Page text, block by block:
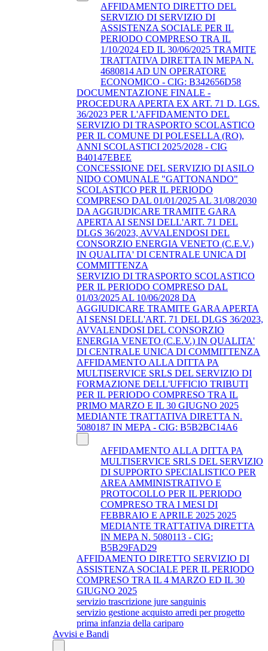
AFFIDAMENTO DIRETTO DEL
SERVIZIO DI SERVIZIO DI
ASSISTENZA SOCIALE PER IL
PERIODO COMPRESO TRA IL
1/10/2024 ED IL 30/06/2025 TRAMITE
TRATTATIVA DIRETTA IN MEPA N.
4680814 AD UN OPERATORE
ECONOMICO - CIG: B342656D58
DOCUMENTAZIONE FINALE -
PROCEDURA APERTA EX ART. 71 D. LGS.
36/2023 PER L'AFFIDAMENTO DEL
SERVIZIO DI TRASPORTO SCOLASTICO
PER IL COMUNE DI POLESELLA (RO),
ANNI SCOLASTICI 2025/2028 - CIG
B40147EBEE
CONCESSIONE DEL SERVIZIO DI ASILO
NIDO COMUNALE "GATTONANDO"
SCOLASTICO PER IL PERIODO
COMPRESO DAL 01/01/2025 AL 31/08/2030
DA AGGIUDICARE TRAMITE GARA
APERTA AI SENSI DELL'ART. 71 DEL
DLGS 36/2023, AVVALENDOSI DEL
CONSORZIO ENERGIA VENETO (C.E.V.)
IN QUALITA' DI CENTRALE UNICA DI
COMMITTENZA
SERVIZIO DI TRASPORTO SCOLASTICO
PER IL PERIODO COMPRESO DAL
01/03/2025 AL 10/06/2028 DA
AGGIUDICARE TRAMITE GARA APERTA
AI SENSI DELL'ART. 71 DEL DLGS 36/2023,
AVVALENDOSI DEL CONSORZIO
ENERGIA VENETO (C.E.V.) IN QUALITA'
DI CENTRALE UNICA DI COMMITTENZA
AFFIDAMENTO ALLA DITTA PA
MULTISERVICE SRLS DEL SERVIZIO DI
FORMAZIONE DELL'UFFICIO TRIBUTI
PER IL PERIODO COMPRESO TRA IL
PRIMO MARZO E IL 30 GIUGNO 2025
MEDIANTE TRATTATIVA DIRETTA N.
5080187 IN MEPA - CIG: B5B2BC14A6
AFFIDAMENTO ALLA DITTA PA
MULTISERVICE SRLS DEL SERVIZIO
DI SUPPORTO SPECIALISTICO PER
AREA AMMINISTRATIVO E
PROTOCOLLO PER IL PERIODO
COMPRESO TRA I MESI DI
FEBBRAIO E APRILE 2025 2025
MEDIANTE TRATTATIVA DIRETTA
IN MEPA N. 5080113 - CIG:
B5B29FAD29
AFFIDAMENTO DIRETTO SERVIZIO DI
ASSISTENZA SOCIALE PER IL PERIODO
COMPRESO TRA IL 4 MARZO ED IL 30
GIUGNO 2025
servizio trascrizione jure sanguinis
servizio gestione acquisto arredi per progetto
prima infanzia della cariparo
Avvisi e Bandi